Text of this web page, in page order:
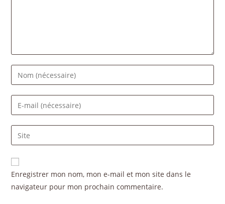
Enregistrer mon nom, mon e-mail et mon site dans le
navigateur pour mon prochain commentaire.